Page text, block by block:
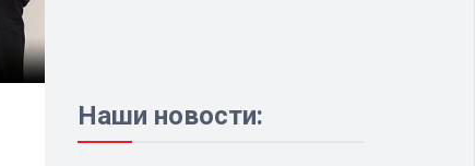
Наши новости: